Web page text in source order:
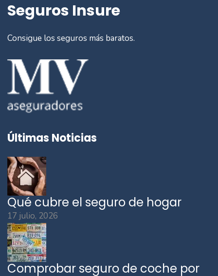
Seguros Insure
Consigue los seguros más baratos.
Últimas Noticias
Qué cubre el seguro de hogar
17 julio, 2026
Comprobar seguro de coche por